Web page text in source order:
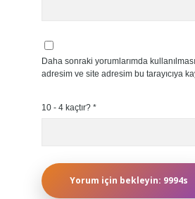
Daha sonraki yorumlarımda
adresim ve site adresim bu tarayıcıya
10 - 4 kaçtır? *